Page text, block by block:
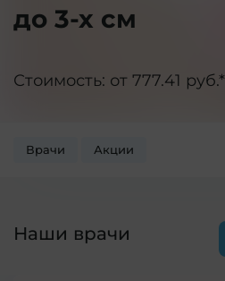
до 3-х см
Стоимость: от 777.41 руб.*
Врачи Акции
Наши врачи